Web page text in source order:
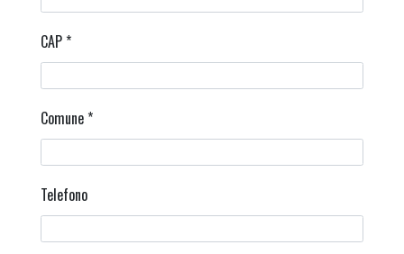
CAP*
Comune*
Telefono